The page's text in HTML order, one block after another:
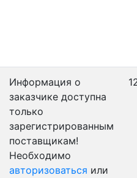
Информация о
заказчике доступна
только
зарегистрированным
поставщикам!
Необходимо
авторизоваться или